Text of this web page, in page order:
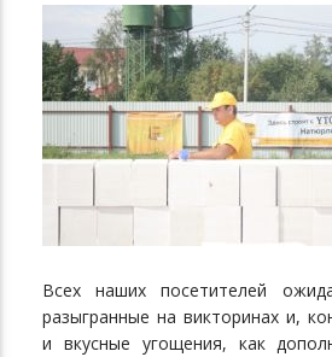
Всех наших посетителей
разыгранные на викторинах и,
и вкусные угощения, как